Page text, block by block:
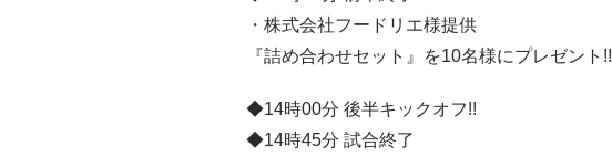
・株式会社フードリエ様提供
『詰め合わせセット』を10名様にプレゼント!!
◆14時00分 後半キックオフ!!
◆14時45分 試合終了